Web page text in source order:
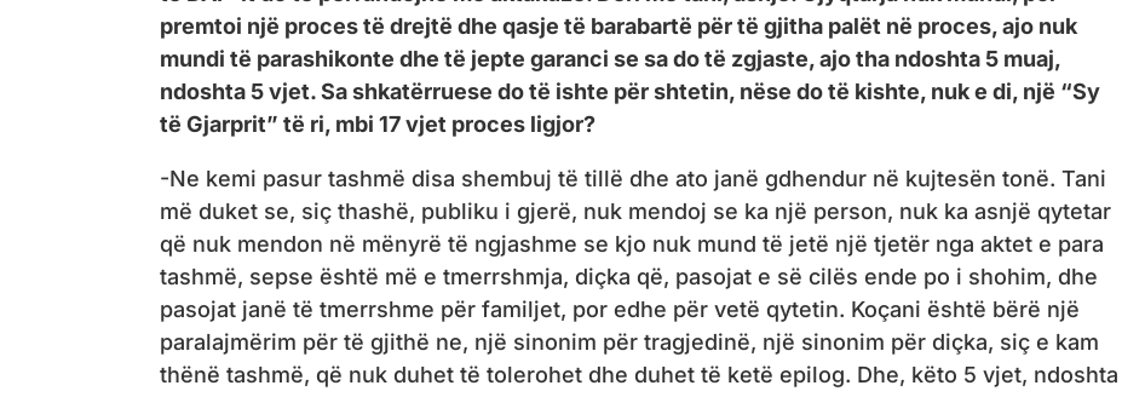
premtoi një proces të drejtë dhe qasje të barabartë për të gjitha palët në proces, ajo nuk
mundi të parashikonte dhe të jepte garanci se sa do të zgjaste, ajo tha ndoshta 5 muaj,
ndoshta 5 vjet. Sa shkatërruese do të ishte për shtetin, nëse do të kishte, nuk e di, një “Sy
të Gjarprit” të ri, mbi 17 vjet proces ligjor?
-Ne kemi pasur tashmë disa shembuj të tillë dhe ato janë gdhendur në kujtesën tonë. Tani
më duket se, siç thashë, publiku i gjerë, nuk mendoj se ka një person, nuk ka asnjë qytetar
që nuk mendon në mënyrë të ngjashme se kjo nuk mund të jetë një tjetër nga aktet e para
tashmë, sepse është më e tmerrshmja, diçka që, pasojat e së cilës ende po i shohim, dhe
pasojat janë të tmerrshme për familjet, por edhe për vetë qytetin. Koçani është bërë një
paralajmërim për të gjithë ne, një sinonim për tragjedinë, një sinonim për diçka, siç e kam
thënë tashmë, që nuk duhet të tolerohet dhe duhet të ketë epilog. Dhe, këto 5 vjet, ndoshta